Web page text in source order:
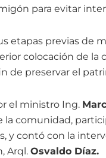
para evitar
etapas previas de
colocación de la
de preservar el
el ministro Ing.
la comunidad,
y contó con la
Arql. Osvaldo Díaz.